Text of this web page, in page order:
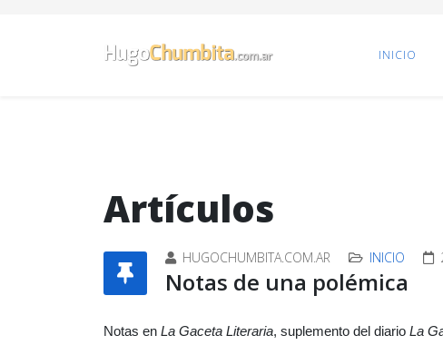
INICIO
Artículos
HUGOCHUMBITA.COM.AR INICIO
Notas de una polémica
Notas en La Gaceta Literaria, suplemento del diario La